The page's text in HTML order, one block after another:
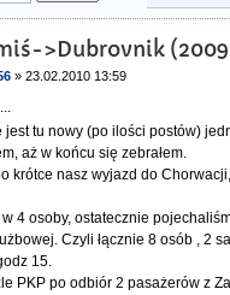
>Dubrovnik
» 23.02.2010 13:59
jest tu nowy (po ilości postów)
aż w końcu się zebrałem.
krótce nasz wyjazd do
4 osoby, ostatecznie
Czyli łącznie 8 osób , 2
15.
PKP po odbiór 2 pasażerów z